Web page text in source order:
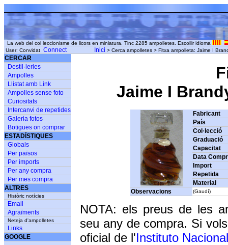
La web del col·leccionisme de licors en miniatura. Tinc 2285 ampolletes. Escollir idioma
User: Convidat Connect Inici > Cerca ampolletes > Fitxa ampolleta: Jaime I
CERCAR
Destil·leries
Ampolles
Llistat amb Link
Ampolles sense foto
Curiositats
Intercanvi de repetides
Galeria fotos
Botigues on comprar
ESTADÍSTIQUES
Globals
Per països
Per imports
Per any compra
Per mes compra
ALTRES
Històric notícies
Email
Agraïments
Neteja d'ampolletes
Links
GOOGLE
Jaime I
Fabricant
País
Col·lecció
Graduació
Capacitat
Data
Import
Repetida
Material
Observacions
(Gaudí)
NOTA: els preus de les
seu any de compra. Si
oficial de l'Instituto